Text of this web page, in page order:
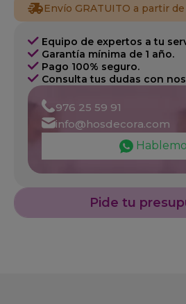
Envío GRATUITO a partir
Equipo de expertos a tu
Garantía mínima de 1 año.
Pago 100% seguro.
Consulta tus dudas con
976 25 59 91
info@hosdecora.com
Pide tu